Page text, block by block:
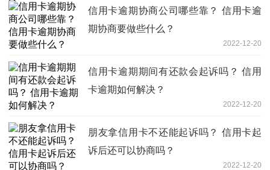
信用卡逾期协商公司哪些靠？ 信用卡逾
期协商要做些什么？
2022-12-20
信用卡逾期期间有还款会起诉吗？ 信用
卡逾期如何解决？
2022-12-20
朋友拿信用卡不还能起诉吗？ 信用卡起
诉后还可以协商吗？
2022-12-20